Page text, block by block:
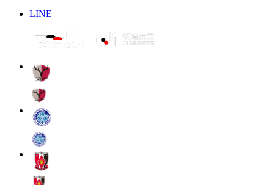
LINE